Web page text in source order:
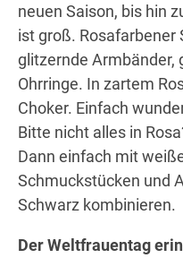
neuen Saison, bis hin
ist groß.
glitzernde Armbänder,
Ohrringe. In zartem
Choker. Einfach
Bitte nicht alles in
Dann einfach mit
Schmuckstücken und
Schwarz kombinieren.
Der Weltfrauentag